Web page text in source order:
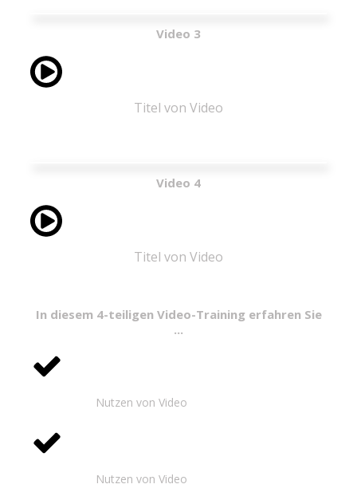
Video 3
Titel von Video
Video 4
Titel von Video
In diesem 4-teiligen Video-Training erfahren Sie
...
Nutzen von Video
Nutzen von Video